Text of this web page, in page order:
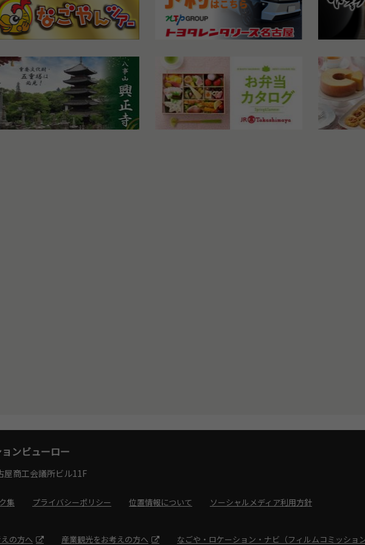
ンビューロー
屋商工会議所ビル11F
集 プライバシーポリシー 位置情報について ソーシャルメディア利用方針
の方へ 産業観光をお考えの方へ なごや・ロケーション・ナビ（フィルムコミッショ